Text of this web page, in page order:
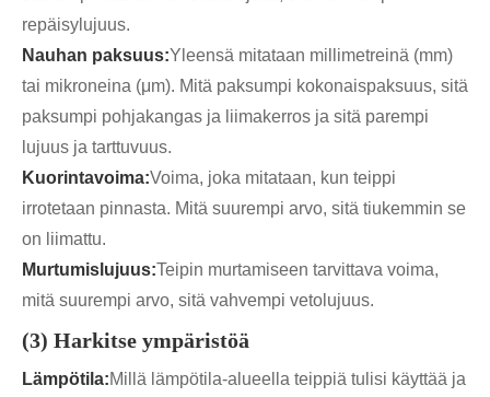
repäisylujuus.
Nauhan paksuus:Yleensä mitataan millimetreinä (mm)
tai mikroneina (μm). Mitä paksumpi kokonaispaksuus, sitä
paksumpi pohjakangas ja liimakerros ja sitä parempi
lujuus ja tarttuvuus.
Kuorintavoima:Voima, joka mitataan, kun teippi
irrotetaan pinnasta. Mitä suurempi arvo, sitä tiukemmin se
on liimattu.
Murtumislujuus:Teipin murtamiseen tarvittava voima,
mitä suurempi arvo, sitä vahvempi vetolujuus.
(3) Harkitse ympäristöä
Lämpötila:Millä lämpötila-alueella teippiä tulisi käyttää ja